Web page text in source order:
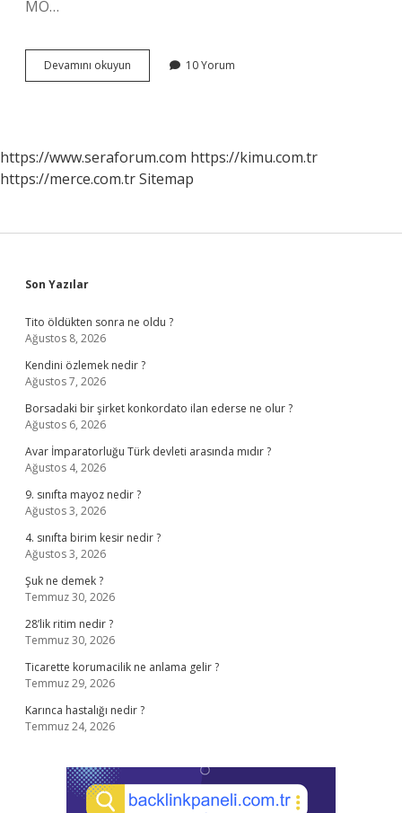
MÖ…
Devamını okuyun Dünyanın
En
Km
10 Yorum
https://www.seraforum.com https://kimu.com.tr
https://merce.com.trSitemap
Sidebar
Son Yazılar
Tito öldükten sonra ne oldu ?
Ağustos 8, 2026
Kendini özlemek nedir ?
Ağustos 7, 2026
Borsadaki bir şirket konkordato ilan ederse ne olur ?
Ağustos 6, 2026
Avar İmparatorluğu Türk devleti arasında mıdır ?
Ağustos 4, 2026
9. sınıfta mayoz nedir ?
Ağustos 3, 2026
4. sınıfta birim kesir nedir ?
Ağustos 3, 2026
Şuk ne demek ?
Temmuz 30, 2026
28’lik ritim nedir ?
Temmuz 30, 2026
Ticarette korumacilik ne anlama gelir ?
Temmuz 29, 2026
Karınca hastalığı nedir ?
Temmuz 24, 2026